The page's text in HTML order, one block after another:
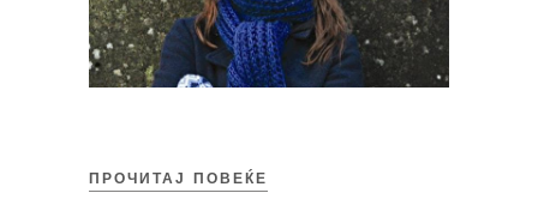
ПРОЧИТАЈ ПОВЕЌЕ